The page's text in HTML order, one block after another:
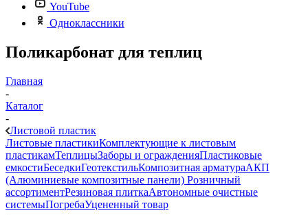
YouTube
Одноклассники
Поликарбонат для теплиц
Главная
-
Каталог
-
Листовой пластик
Листовые пластикиКомплектующие к листовым
пластикамТеплицыЗаборы и огражденияПластиковые
емкостиБеседкиГеотекстильКомпозитная арматураАКП
(Алюминиевые композитные панели) Розничный
ассортиментРезиновая плиткаАвтономные очистные
системыПогребаУцененный товар